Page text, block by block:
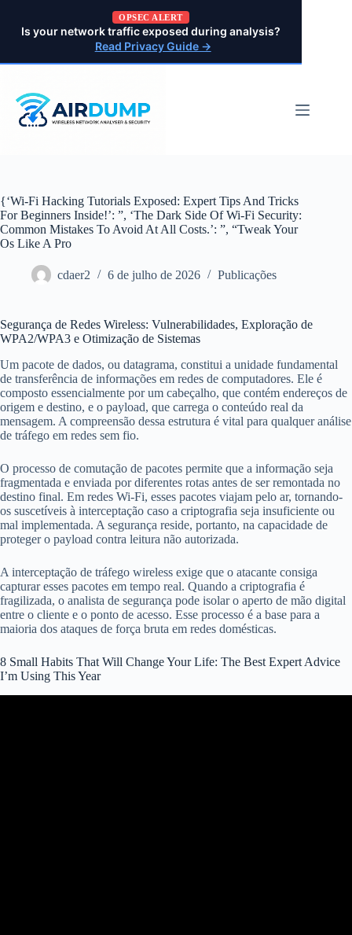
OPSEC ALERT
Is your network traffic exposed during analysis?
Read Privacy Guide →
{‘Wi-Fi Hacking Tutorials Exposed: Expert Tips And Tricks
For Beginners Inside!’: ”, ‘The Dark Side Of Wi-Fi Security:
Common Mistakes To Avoid At All Costs.’: ”, “Tweak Your
Os Like A Pro
cdaer2 6 de julho de 2026 Publicações
Segurança de Redes Wireless: Vulnerabilidades, Exploração de
WPA2/WPA3 e Otimização de Sistemas
Um pacote de dados, ou datagrama, constitui a unidade fundamental
de transferência de informações em redes de computadores. Ele é
composto essencialmente por um cabeçalho, que contém endereços de
origem e destino, e o payload, que carrega o conteúdo real da
mensagem. A compreensão dessa estrutura é vital para qualquer análise
de tráfego em redes sem fio.
O processo de comutação de pacotes permite que a informação seja
fragmentada e enviada por diferentes rotas antes de ser remontada no
destino final. Em redes Wi-Fi, esses pacotes viajam pelo ar, tornando-
os suscetíveis à interceptação caso a criptografia seja insuficiente ou
mal implementada. A segurança reside, portanto, na capacidade de
proteger o payload contra leitura não autorizada.
A interceptação de tráfego wireless exige que o atacante consiga
capturar esses pacotes em tempo real. Quando a criptografia é
fragilizada, o analista de segurança pode isolar o aperto de mão digital
entre o cliente e o ponto de acesso. Esse processo é a base para a
maioria dos ataques de força bruta em redes domésticas.
8 Small Habits That Will Change Your Life: The Best Expert Advice
I’m Using This Year